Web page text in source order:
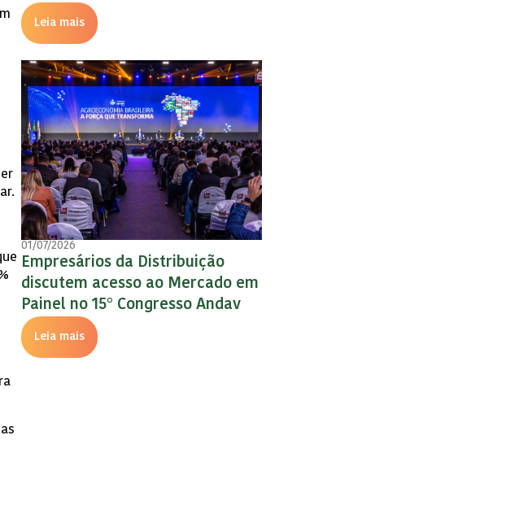
Leia mais
01/07/2026
Empresários da Distribuição
discutem acesso ao Mercado em
Painel no 15° Congresso Andav
Leia mais